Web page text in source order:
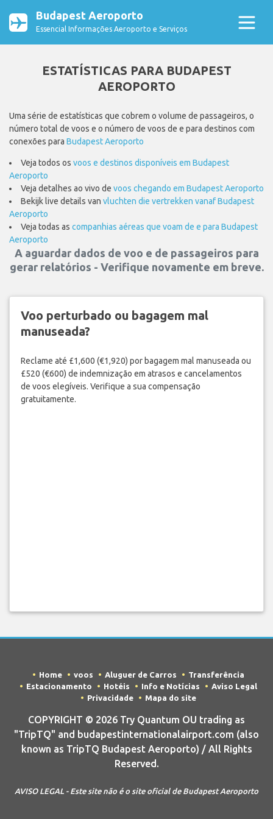
Budapest Aeroporto
Essencial Informações Aeroporto e Serviços
ESTATÍSTICAS PARA BUDAPEST
AEROPORTO
Uma série de estatísticas que cobrem o volume de passageiros, o
número total de voos e o número de voos de e para destinos com
conexões para Budapest Aeroporto
Veja todos os voos e destinos disponíveis em Budapest
Aeroporto
Veja detalhes ao vivo de voos chegando em Budapest Aeroporto
Bekijk live details van vluchten die vertrekken vanaf Budapest
Aeroporto
Veja todas as companhias aéreas que voam de e para Budapest
Aeroporto
A aguardar dados de voo e de passageiros para
gerar relatórios - Verifique novamente em breve.
Voo perturbado ou bagagem mal
manuseada?
Reclame até £1,600 (€1,920) por bagagem mal manuseada ou
£520 (€600) de indemnização em atrasos e cancelamentos
de voos elegíveis. Verifique a sua compensação
gratuitamente.
Home voos Aluguer de Carros
Transferência
Estacionamento
Hotéis Info e Notícias
Aviso Legal
Privacidade
Mapa do site
COPYRIGHT © 2026 Try Quantum OU trading as
"TripTQ" and budapestinternationalairport.com (also
known as TripTQ Budapest Aeroporto) / All Rights
Reserved.
AVISO LEGAL - Este site não é o site oficial de Budapest Aeroporto